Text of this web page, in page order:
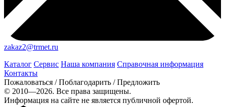
zakaz2@trmet.ru
Каталог Сервис Наша компания Справочная информация
Контакты
Пожаловаться / Поблагодарить / Предложить
© 2010—2026. Все права защищены.
Информация на сайте не является публичной офертой.